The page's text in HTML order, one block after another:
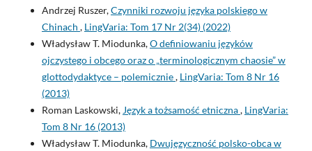
Andrzej Ruszer,Czynniki rozwoju języka polskiego w
Chinach , LingVaria: Tom 17 Nr 2(34) (2022)
Władysław T. Miodunka,O definiowaniu języków
ojczystego i obcego oraz o „terminologicznym chaosie” w
glottodydaktyce – polemicznie, LingVaria: Tom 8 Nr 16
(2013)
Roman Laskowski, Język a tożsamość etniczna, LingVaria:
Tom 8 Nr 16 (2013)
Władysław T. Miodunka, Dwujęzyczność polsko-obca w